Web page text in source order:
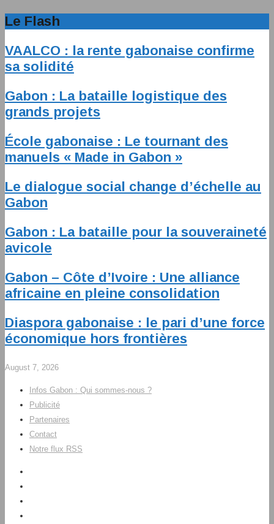
Le Flash
VAALCO : la rente gabonaise confirme
sa solidité
Gabon : La bataille logistique des
grands projets
École gabonaise : Le tournant des
manuels « Made in Gabon »
Le dialogue social change d’échelle au
Gabon
Gabon : La bataille pour la souveraineté
avicole
Gabon – Côte d’Ivoire : Une alliance
africaine en pleine consolidation
Diaspora gabonaise : le pari d’une force
économique hors frontières
August 7, 2026
Infos Gabon : Qui sommes-nous ?
Publicité
Partenaires
Contact
Notre flux RSS